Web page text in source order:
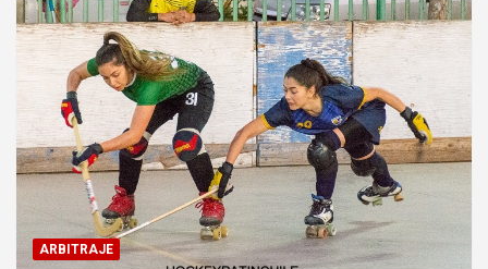
ARBITRAJE